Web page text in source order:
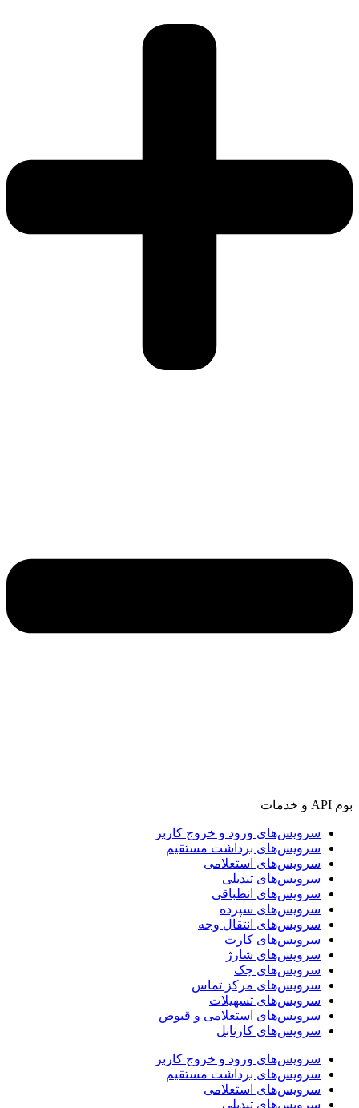
بوم API و خدمات
سرویس‌های ورود و خروج کاربر
سرویس‌های برداشت مستقیم
سرویس‌های استعلامی
سرویس‌های تبدیلی
سرویس‌های انطباقی
سرویس‌های سپرده
سرویس‌های انتقال وجه
سرویس‌های کارت
سرویس‌های شارژ
سرویس‌های چک
سرویس‌های مرکز تماس
سرویس‌های تسهیلات
سرویس‌های استعلامی و قبوض
سرویس‌های کارتابل
سرویس‌های ورود و خروج کاربر
سرویس‌های برداشت مستقیم
سرویس‌های استعلامی
سرویس‌های تبدیلی